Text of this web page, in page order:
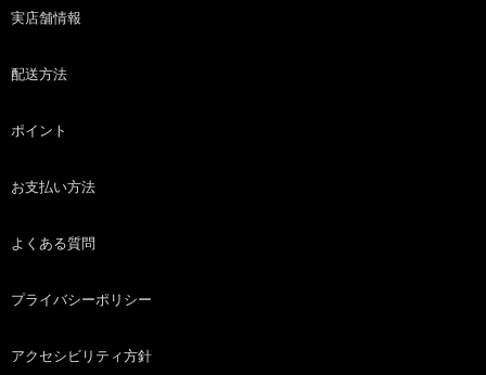
実店舗情報
配送方法
ポイント
お支払い方法
よくある質問
プライバシーポリシー
アクセシビリティ方針